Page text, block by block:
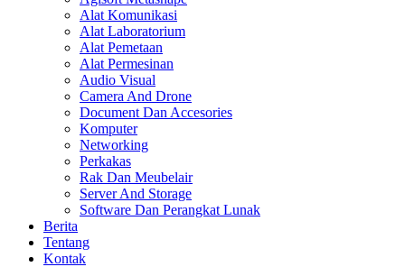
Alat Komunikasi
Alat Laboratorium
Alat Pemetaan
Alat Permesinan
Audio Visual
Camera And Drone
Document Dan Accesories
Komputer
Networking
Perkakas
Rak Dan Meubelair
Server And Storage
Software Dan Perangkat Lunak
Berita
Tentang
Kontak